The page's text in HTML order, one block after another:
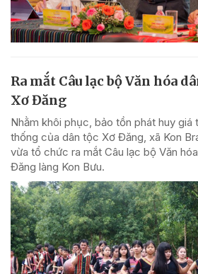
Ra mắt Câu lạc bộ Văn hóa
Xơ Đăng
Nhằm khôi phục, bảo tồn phát huy giá
thống của dân tộc Xơ Đăng, xã Kon
vừa tổ chức ra mắt Câu lạc bộ Văn
Đăng làng Kon Bưu.